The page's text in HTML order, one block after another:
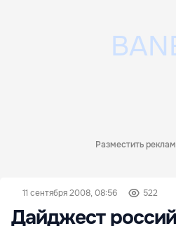
Разместить
11 сентября 2008, 08:56 522
Дайджест